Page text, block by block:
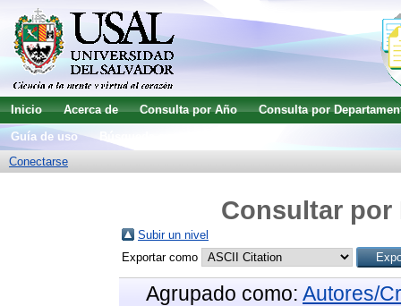
Inicio Acerca de Consulta por Año
Consulta por
Guía de uso
Conectarse
Consultar
Subir un nivel
Exportar como
Agrupado como: Autores/